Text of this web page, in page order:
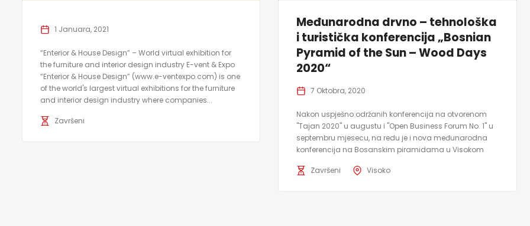
1 Januara, 2021
“Enterior & House Design” – World virtual exhibition for
the furniture and interior design industry E-vent & Expo
“Enterior & House Design” (www.e-ventexpo.com) is one
of the world's largest virtual exhibitions for the furniture
and interior design industry where companies...
Završeni
Međunarodna drvno – tehnološka
i turistička konferencija „Bosnian
Pyramid of the Sun – Wood Days
2020“
7 Oktobra, 2020
Nakon uspješno održanih konferencija na otvorenom
"Tajan 2020" u augustu i "Open Business Forum No. 1" u
septembru mjesecu, na redu je i nova međunarodna
konferencija na Bosanskim piramidama u Visokom
Završeni Visoko